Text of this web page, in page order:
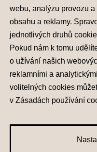
© 2026
webu, analýzu provozu
obsahu a reklamy.
jednotlivých druhů
Pokud nám k tomu
o užívání našich
reklamními a
volitelných cookies
v Zásadách používání